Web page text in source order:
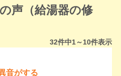
声（給湯器の修
32件中1～10件表示
音がする